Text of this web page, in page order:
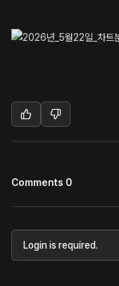
Comments 0
Login is required.